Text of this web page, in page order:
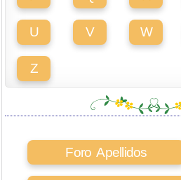
U V W
Z
Foro Apellidos